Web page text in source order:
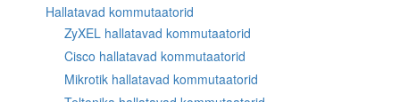
Hallatavad kommutaatorid
ZyXEL hallatavad kommutaatorid
Cisco hallatavad kommutaatorid
Mikrotik hallatavad kommutaatorid